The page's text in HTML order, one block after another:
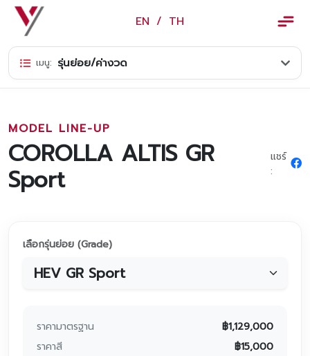
EN / TH ×
ข้อมูลวรจักร์ยนต์
ปฏิทินกิจกรรมและวันหยุด
ข่าว
สินค้าและบริการ
ศูนย์บริการและอะไหล่
ศูนย์ซ่อมตัวถังและสี
โปรโมชั่น
เมนู: รุ่นย่อย/ค่างวด
MODEL LINE-UP
COROLLA ALTIS GR
Sport
แชร์
:
เลือกรุ่นย่อย (Grade)
ราคามาตรฐาน ฿1,129,000
ราคาสี
฿15,000